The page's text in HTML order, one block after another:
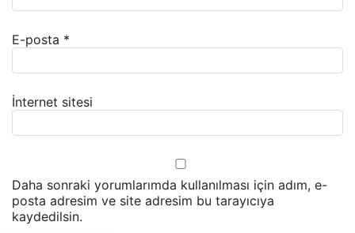
E-posta *
İnternet sitesi
Daha sonraki yorumlarımda kullanılması için adım, e-
posta adresim ve site adresim bu tarayıcıya
kaydedilsin.